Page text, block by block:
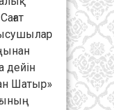
дейін
Шатыр»